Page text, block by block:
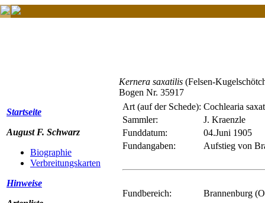
Startseite
August F. Schwarz
Biographie
Verbreitungskarten
Hinweise
Kernera saxatilis (Felsen-
Bogen Nr. 35917
Art (auf der Schede): Cochlearia
Sammler:
J. Kraenzle
Funddatum:
04.Juni 1905
Fundangaben:
Aufstieg von
Fundbereich: Brannenburg